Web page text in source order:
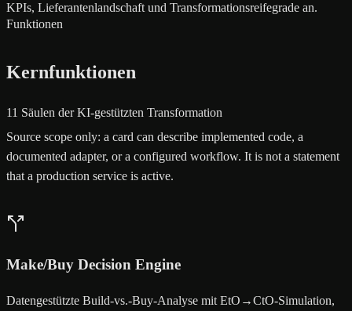
KPIs, Lieferantenlandschaft und Transformationsreifegrade an.
Funktionen
Kernfunktionen
11 Säulen der KI-gestützten Transformation
Source scope only: a card can describe implemented code, a
documented adapter, or a configured workflow. It is not a statement
that a production service is active.
Make/Buy Decision Engine
Datengestützte Build-vs.-Buy-Analyse mit EtO→CtO-Simulation,